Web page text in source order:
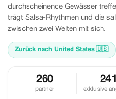
durchscheinende Gewässer
trägt Salsa-Rhythmen und die
zwischen zwei Welten mit sich.
Zurück nach United States🇺🇸
260
partner
241
exklusive